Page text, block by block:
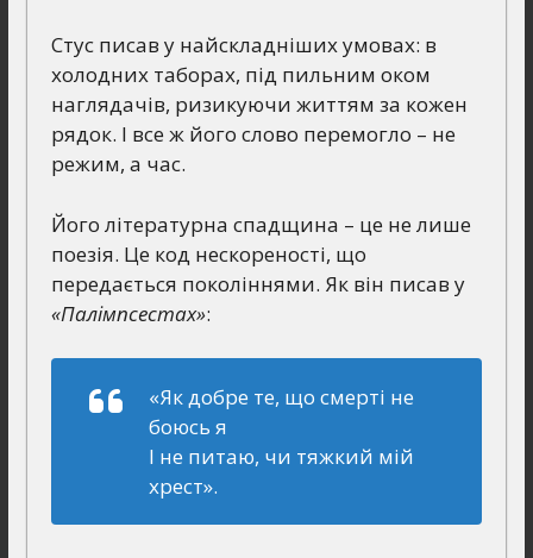
Стус писав у найскладніших умовах: в
холодних таборах, під пильним оком
наглядачів, ризикуючи життям за кожен
рядок. І все ж його слово перемогло – не
режим, а час.
Його літературна спадщина – це не лише
поезія. Це код нескореності, що
передається поколіннями. Як він писав у
«Палімпсестах»:
«Як добре те, що смерті не
боюсь я
І не питаю, чи тяжкий мій
хрест».